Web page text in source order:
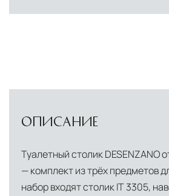
ОПИСАНИЕ
Туалетный столик DESENZANO
— комплект из трёх предметов
набор входят столик IT 3305,